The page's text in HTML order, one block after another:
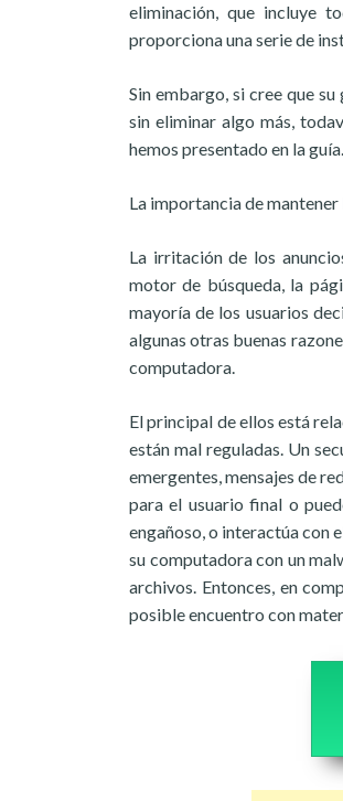
eliminación, que incluye
proporciona una serie de
Sin embargo, si cree que
sin eliminar algo más,
hemos presentado en la
La importancia de
La irritación de los
motor de búsqueda, la
mayoría de los usuarios
algunas otras buenas
computadora.
El principal de ellos está
están mal reguladas. Un
emergentes, mensajes de
para el usuario final o
engañoso, o interactúa con
su computadora con un
archivos. Entonces, en
posible encuentro con